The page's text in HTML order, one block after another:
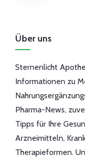
Über uns
Sternenlicht
Informationen zu
Pharma-News,
Tipps für Ihre
Arzneimitteln,
Therapieformen.